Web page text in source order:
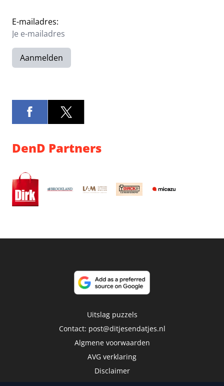
E-mailadres:
Aanmelden
DenD Partners
Uitslag puzzels
Contact: post@ditjesendatjes.nl
Algmene voorwaarden
AVG verklaring
Disclaimer